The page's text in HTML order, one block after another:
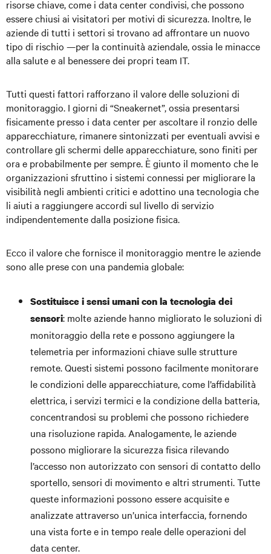
risorse chiave, come i data center condivisi, che possono
essere chiusi ai visitatori per motivi di sicurezza. Inoltre, le
aziende di tutti i settori si trovano ad affrontare un nuovo
tipo di rischio —per la continuità aziendale, ossia le minacce
alla salute e al benessere dei propri team IT.
Tutti questi fattori rafforzano il valore delle soluzioni di
monitoraggio. I giorni di “Sneakernet”, ossia presentarsi
fisicamente presso i data center per ascoltare il ronzio delle
apparecchiature, rimanere sintonizzati per eventuali avvisi e
controllare gli schermi delle apparecchiature, sono finiti per
ora e probabilmente per sempre. È giunto il momento che le
organizzazioni sfruttino i sistemi connessi per migliorare la
visibilità negli ambienti critici e adottino una tecnologia che
li aiuti a raggiungere accordi sul livello di servizio
indipendentemente dalla posizione fisica.
Ecco il valore che fornisce il monitoraggio mentre le aziende
sono alle prese con una pandemia globale:
Sostituisce i sensi umani con la tecnologia dei
sensori: molte aziende hanno migliorato le soluzioni di
monitoraggio della rete e possono aggiungere la
telemetria per informazioni chiave sulle strutture
remote. Questi sistemi possono facilmente monitorare
le condizioni delle apparecchiature, come l’affidabilità
elettrica, i servizi termici e la condizione della batteria,
concentrandosi su problemi che possono richiedere
una risoluzione rapida. Analogamente, le aziende
possono migliorare la sicurezza fisica rilevando
l’accesso non autorizzato con sensori di contatto dello
sportello, sensori di movimento e altri strumenti. Tutte
queste informazioni possono essere acquisite e
analizzate attraverso un’unica interfaccia, fornendo
una vista forte e in tempo reale delle operazioni del
data center.